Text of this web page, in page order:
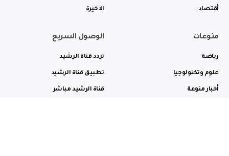
أقتصاد الاخيرة
منوعات
رياضة
علوم وتكنولوجيا
أخبار منوعة
الوصول السريع
تردد قناة الرشيد
تطبيق قناة الرشيد
قناة الرشيد مباشر